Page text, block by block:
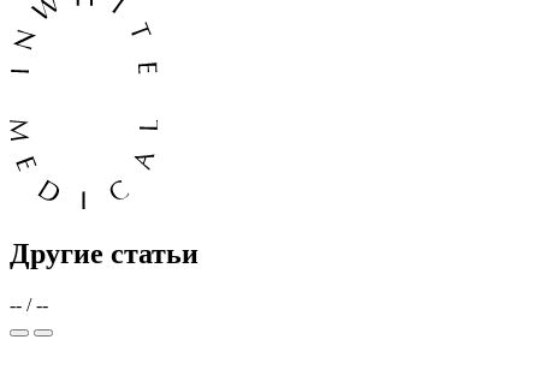
Другие статьи
-- / --